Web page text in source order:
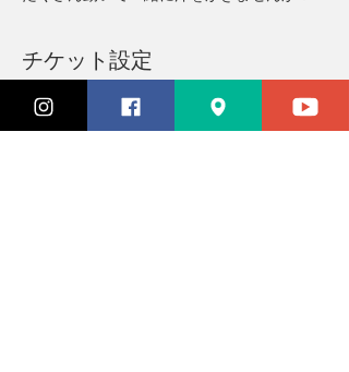
チケット設定